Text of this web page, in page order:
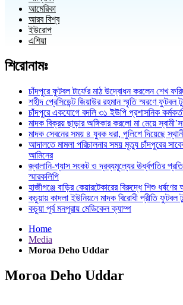
আমেরিকা
আরব বিশ্ব
ইউরোপ
এশিয়া
শিরোনামঃ
চাঁদপুরে ফুটবল টার্ফের মাঠ উদ্বোধন করলেন শেখ
শহীদ প্রেসিডেন্ট জিয়াউর রহমান স্মৃতি স্মরণে ফুটবল
চাঁদপুরে একযোগে বদলি ৩১ ইউপি প্রশাসনিক
মাদক বিক্রয় ছাড়ার অঙ্গিকার করলো মা মেয়ে
মাদক সেবনের সময় ৪ যুবক ধরা, পুলিশে দিয়েছে
আদালতে মামলা পরিচালনার সময় মৃত্যু চাঁদপুরের
আমিনের
জ্বালানি-গ্যাস সংকট ও দ্রব্যমূল্যের ঊর্ধ্বগতির
স্মারকলিপি
হাজীগঞ্জে বাড়ির কেয়ারটেকারের বিরুদ্ধে শিশু
কচুয়ায় কাদলা ইউনিয়নে মাদক বিরোধী প্রীতি ফুটবল
কচুয়া পূর্ব মনপুরায় মেডিকেল ক্যাম্প
Home
Media
Moroa Deho Uddar
Moroa Deho Uddar